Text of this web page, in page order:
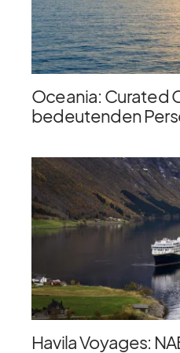
Oceania: Curated
bedeutenden
Havila Voyages: